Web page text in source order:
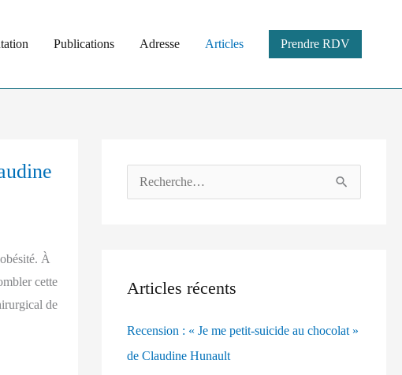
Publications Adresse Articles Prendre RDV
À
cette
de
e
c
h
Articles récents
Recension : « Je me petit-suicide au chocolat »
de Claudine Hunault